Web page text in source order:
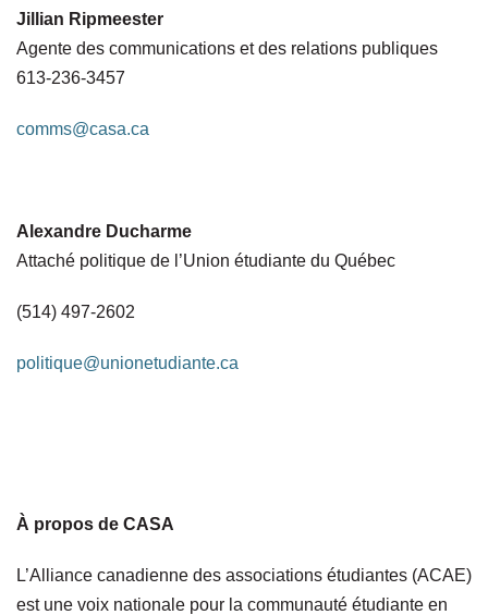
Jillian Ripmeester
Agente des communications et des relations publiques
613-236-3457
comms@casa.ca
Alexandre Ducharme
Attaché politique de l’Union étudiante du Québec
(514) 497-2602
politique@unionetudiante.ca
À propos de CASA
L’Alliance canadienne des associations étudiantes (ACAE)
est une voix nationale pour la communauté étudiante en